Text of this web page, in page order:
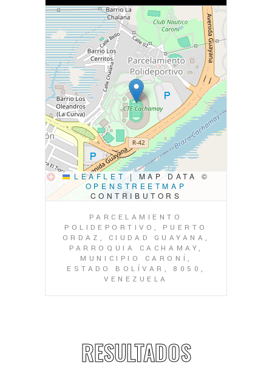
LEAFLET |
MAP DATA ©
OPENSTREETMAP
CONTRIBUTORS
PARCELAMIENTO
POLIDEPORTIVO, PUERTO
ORDAZ, CIUDAD GUAYANA,
PARROQUIA CACHAMAY,
MUNICIPIO CARONÍ,
ESTADO BOLÍVAR, 8050,
VENEZUELA
RESULTADOS